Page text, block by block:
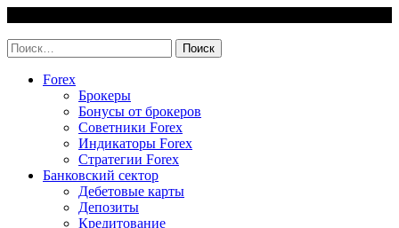
content
Найти:
Forex
Брокеры
Бонусы от брокеров
Советники Forex
Индикаторы Forex
Стратегии Forex
Банковский сектор
Дебетовые карты
Депозиты
Кредитование